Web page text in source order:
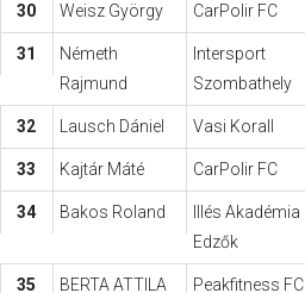
30 Weisz György CarPolir FC
31
Németh
Rajmund
Intersport
Szombathely
32 Lausch Dániel Vasi Korall
33 Kajtár Máté CarPolir FC
34 Bakos Roland
Illés Akadémia
Edzők
35 BERTA ATTILA Peakfitness FC